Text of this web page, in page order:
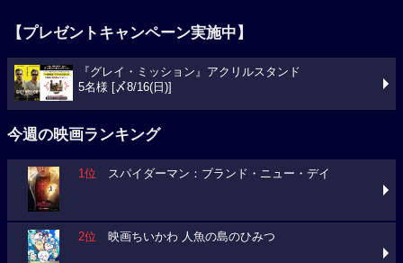
【プレゼントキャンペーン実施中】
『グレイ・ミッション』アクリルスタンド
5名様 [〆8/16(日)]
今週の映画ランキング
1位 スパイダーマン：ブランド・ニュー・デイ
2位 映画ちいかわ 人魚の島のひみつ